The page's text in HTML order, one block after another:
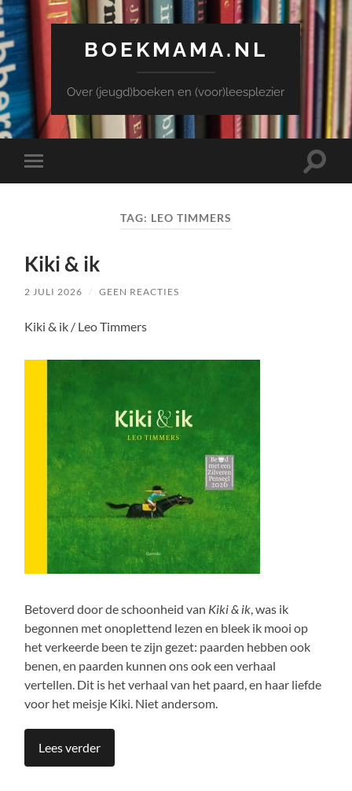
BOEKMAMA.NL
Over (jeugd)boeken en (voor)leesplezier
Toggle
mobiel
Toggle
TAG: LEO TIMMERS
Kiki & ik
2 JULI 2026 / GEEN REACTIES
Kiki & ik / Leo Timmers
Betoverd door de schoonheid van Kiki & ik, was ik
begonnen met onoplettend lezen en bleek ik mooi op
het verkeerde been te zijn gezet: paarden hebben ook
benen, en paarden kunnen ons ook een verhaal
vertellen. Dit is het verhaal van het paard, en haar liefde
voor het meisje Kiki. Niet andersom.
Lees verder